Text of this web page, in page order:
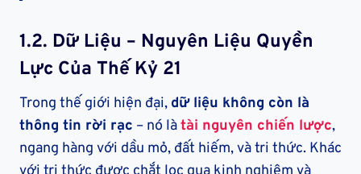
1.2. Dữ Liệu – Nguyên Liệu Quyền
Lực Của Thế Kỷ 21
Trong thế giới hiện đại, dữ liệu không còn là
thông tin rời rạc – nó làtài nguyên chiến lược,
ngang hàng với dầu mỏ, đất hiếm, và tri thức. Khác